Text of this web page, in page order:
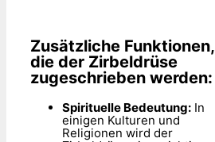
Zusätzliche Funktionen,
die der Zirbeldrüse
zugeschrieben werden:
Spirituelle Bedeutung: In
einigen Kulturen und
Religionen wird der